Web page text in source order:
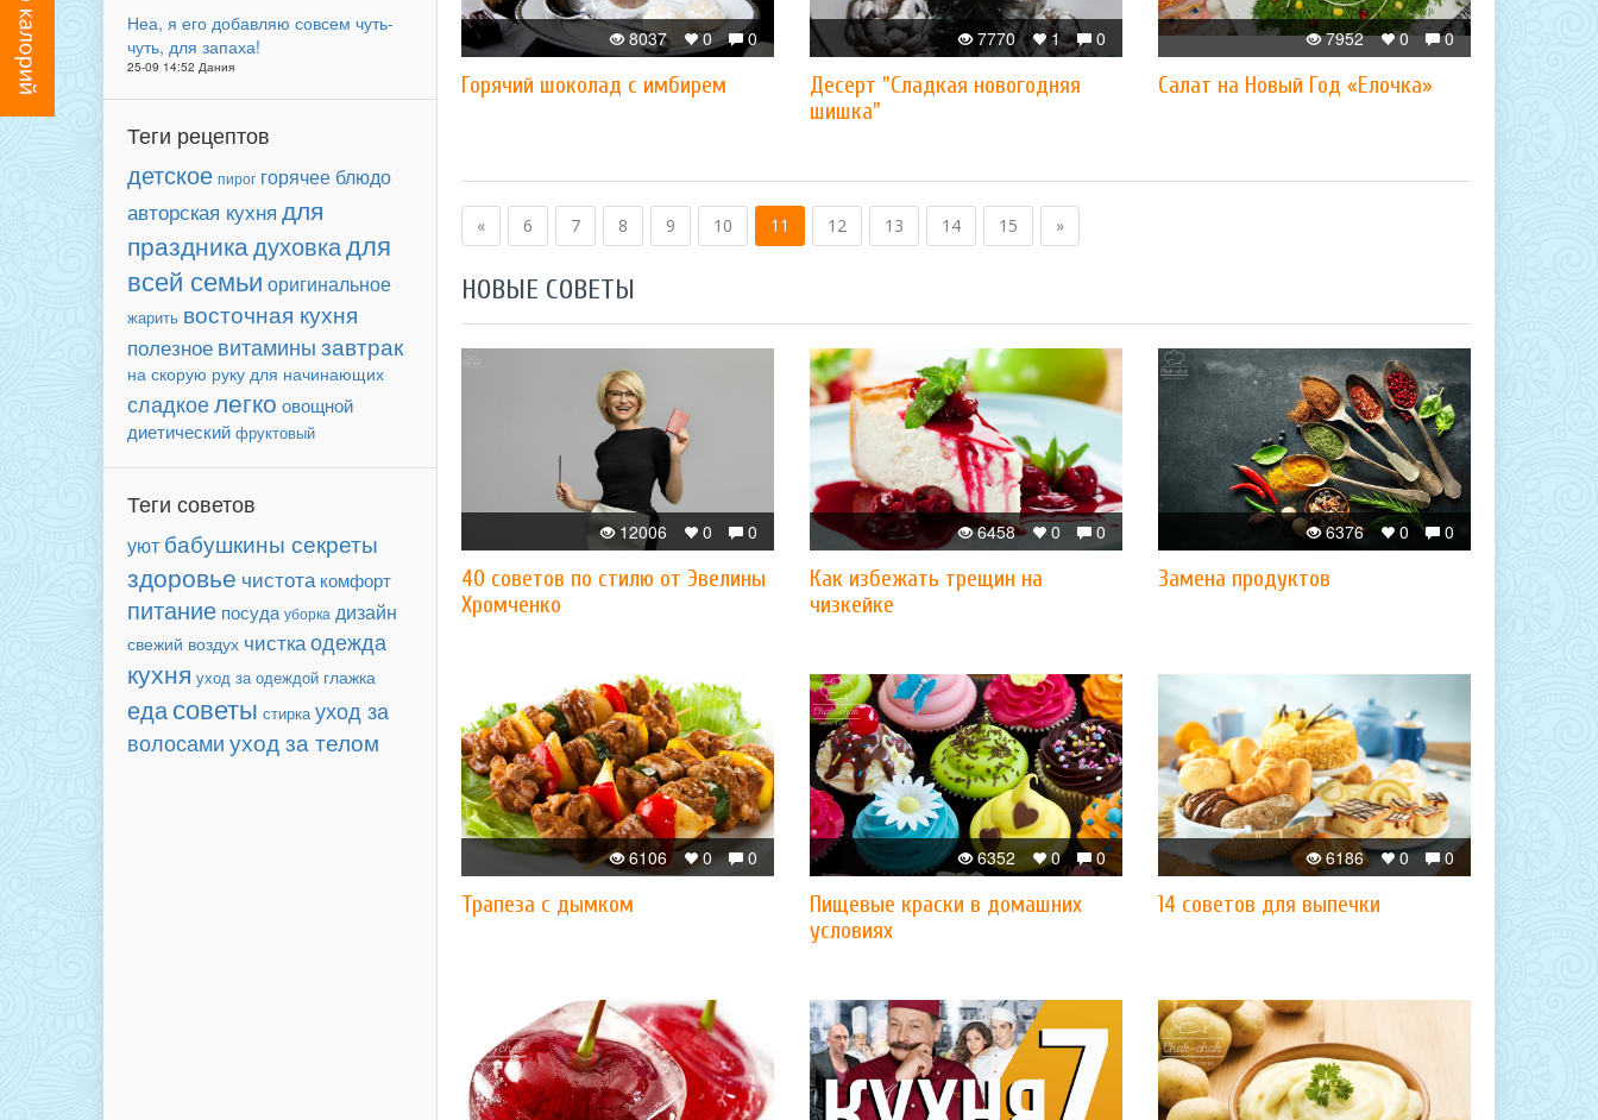
Неа, я его добавляю совсем чуть-
чуть, для запаха!
25-09 14:52 Дания
Теги рецептов
детское пирог горячее блюдо
авторская кухня для
праздникадуховкадля
всей семьи оригинальное
жарить восточная кухня
полезное витамины завтрак
на скорую руку для начинающих
сладкоелегко овощной
диетический фруктовый
Теги советов
уют бабушкины секреты
здоровье чистота комфорт
питание посуда уборка дизайн
свежий воздух чисткаодежда
кухня уход за одеждой глажка
едасоветы стирка уход за
волосамиуход за телом
0
0
8037
Горячий шоколад с имбирем
0
1
7770
Десерт "Сладкая новогодняя
шишка"
0
0
7952
Салат на Новый Год «Елочка»
« 6 7 8 9 10 11 12 13 14 15 »
НОВЫЕ СОВЕТЫ
0
0
12006
40 советов по стилю от Эвелины
Хромченко
0
0
6458
Как избежать трещин на
чизкейке
0
0
6376
Замена продуктов
0
0
6106
Трапеза с дымком
0
0
6352
Пищевые краски в домашних
условиях
0
0
6186
14 советов для выпечки